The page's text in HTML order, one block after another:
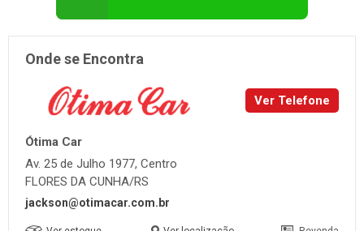
Onde se Encontra
Ver Telefone
Ótima Car
Av. 25 de Julho 1977, Centro
FLORES DA CUNHA/RS
jackson@otimacar.com.br